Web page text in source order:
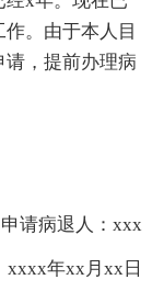
。由于本人目
，提前办理病
申请病退人：xxx
年xx月xx日